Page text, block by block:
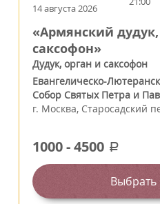
14 августа 2026
«Армянский
саксофон»
Дудук, орган и саксофон
Евангелическо-
Собор Святых Петра и
г. Москва, Старосадский
1000-4500 a
Выбрать